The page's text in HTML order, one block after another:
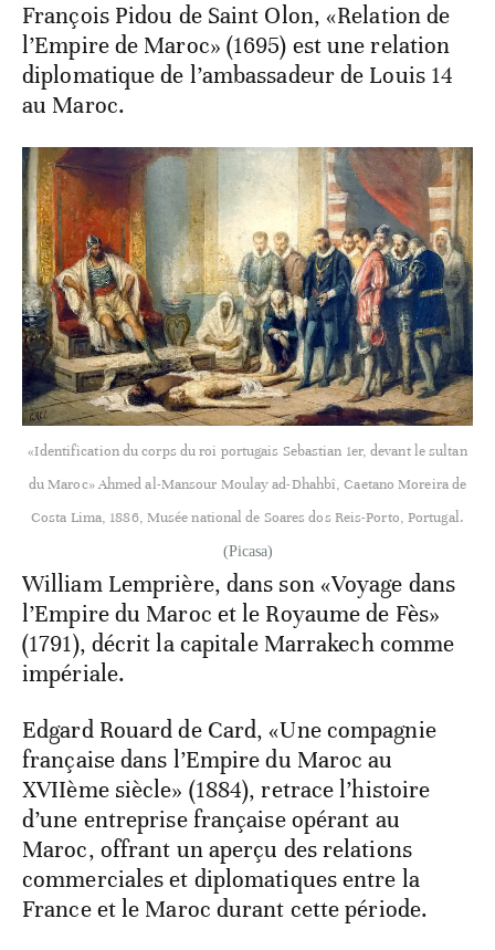
François Pidou de Saint Olon, «Relation de
l’Empire de Maroc» (1695) est une relation
diplomatique de l’ambassadeur de Louis 14
au Maroc.
«Identification du corps du roi portugais Sebastian 1er, devant le sultan
du Maroc» Ahmed al-Mansour Moulay ad-Dhahbî, Caetano Moreira de
Costa Lima, 1886, Musée national de Soares dos Reis-Porto, Portugal.
(Picasa)
William Lemprière, dans son «Voyage dans
l’Empire du Maroc et le Royaume de Fès»
(1791), décrit la capitale Marrakech comme
impériale.
Edgard Rouard de Card, «Une compagnie
française dans l’Empire du Maroc au
XVIIème siècle» (1884), retrace l’histoire
d’une entreprise française opérant au
Maroc, offrant un aperçu des relations
commerciales et diplomatiques entre la
France et le Maroc durant cette période.